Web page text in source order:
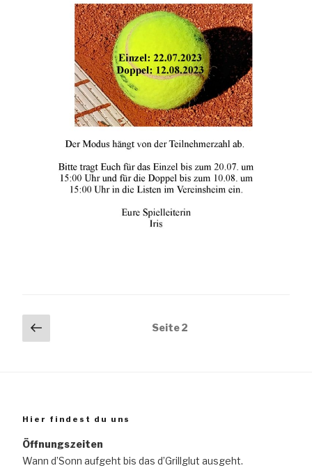
Seitennummerierung
der
Vorherige
Seite
Seite2
Hier findest du uns
Öffnungszeiten
Wann d’Sonn aufgeht bis das d’Grillglut ausgeht.